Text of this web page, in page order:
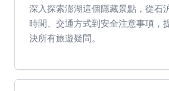
深入探索澎湖這個隱藏景點，從石
時間、交通方式到安全注意事項，
決所有旅遊疑問。